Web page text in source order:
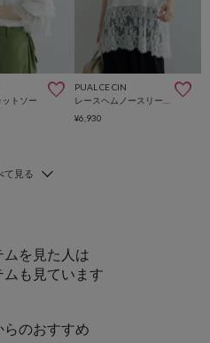
トソー
PUAL CE CIN
¥6,930
ムを見た人は
ムも見ています
らのおすすめ